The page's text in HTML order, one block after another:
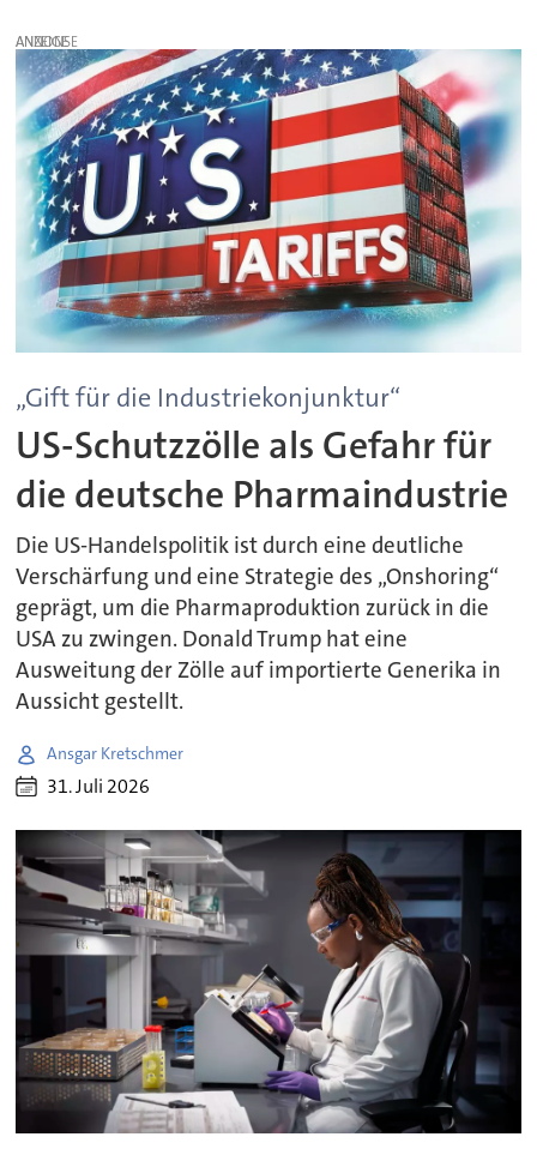
ANZEIGE
„Gift für die Industriekonjunktur“
US-Schutzzölle als Gefahr für
die deutsche Pharmaindustrie
Die US-Handelspolitik ist durch eine deutliche
Verschärfung und eine Strategie des „Onshoring“
geprägt, um die Pharmaproduktion zurück in die
USA zu zwingen. Donald Trump hat eine
Ausweitung der Zölle auf importierte Generika in
Aussicht gestellt.
Ansgar Kretschmer
31. Juli 2026